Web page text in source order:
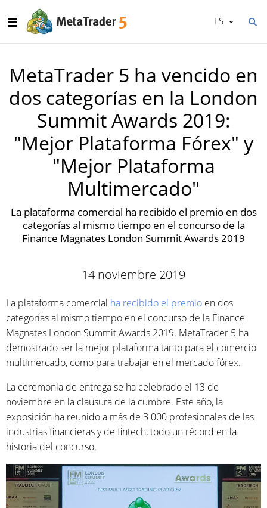
ES
MetaTrader 5 ha vencido en
dos categorías en la London
Summit Awards 2019:
"Mejor Plataforma Fórex" y
"Mejor Plataforma
Multimercado"
La plataforma comercial ha recibido el premio en dos
categorías al mismo tiempo en el concurso de la
Finance Magnates London Summit Awards 2019
14 noviembre 2019
La plataforma comercial ha recibido el premio en dos
categorías al mismo tiempo en el concurso de la Finance
Magnates London Summit Awards 2019. MetaTrader 5 ha
demostrado ser la mejor plataforma tanto para el comercio
multimercado, como para trabajar en el mercado fórex.
La ceremonia de entrega se ha celebrado el 13 de
noviembre en la clausura de la cumbre. Este año, la
exposición ha reunido a más de 3 000 profesionales de las
industrias financieras y de fintech, todo un récord en la
historia del concurso.